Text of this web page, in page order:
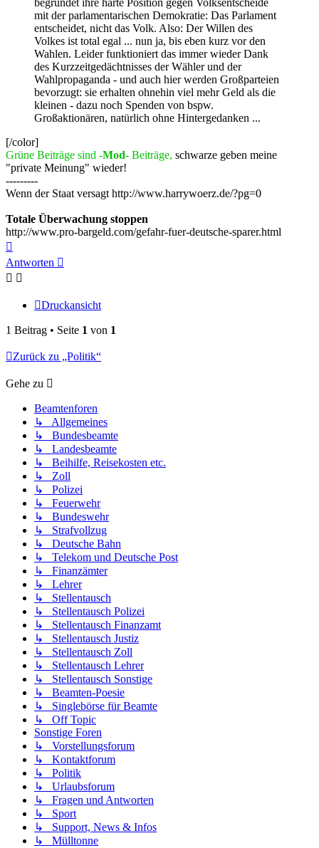
begründet ihre harte Position gegen Volksentscheide
mit der parlamentarischen Demokratie: Das Parlament
entscheidet, nicht das Volk. Also: Der Willen des
Volkes ist total egal ... nun ja, bis eben kurz vor den
Wahlen. Leider funktioniert das immer wieder Dank
des Kurzzeitgedächtnisses der Wähler und der
Wahlpropaganda - und auch hier werden Großparteien
bevorzugt: sie erhalten ohnehin viel mehr Geld als die
kleinen - dazu noch Spenden von bspw.
Großaktionären, natürlich ohne Hintergedanken ...
[/color]
Grüne Beiträge sind -Mod- Beiträge, schwarze geben meine
"private Meinung" wieder!
---------
Wenn der Staat versagt http://www.harrywoerz.de/?pg=0
Totale Überwachung stoppen
http://www.pro-bargeld.com/gefahr-fuer-deutsche-sparer.html
oben
Antworten
Druckansicht
1 Beitrag • Seite 1 von 1
Zurück zu „Politik“
Gehe zu
Beamtenforen
↳ Allgemeines
↳ Bundesbeamte
↳ Landesbeamte
↳ Beihilfe, Reisekosten etc.
↳ Zoll
↳ Polizei
↳ Feuerwehr
↳ Bundeswehr
↳ Strafvollzug
↳ Deutsche Bahn
↳ Telekom und Deutsche Post
↳ Finanzämter
↳ Lehrer
↳ Stellentausch
↳ Stellentausch Polizei
↳ Stellentausch Finanzamt
↳ Stellentausch Justiz
↳ Stellentausch Zoll
↳ Stellentausch Lehrer
↳ Stellentausch Sonstige
↳ Beamten-Poesie
↳ Singlebörse für Beamte
↳ Off Topic
Sonstige Foren
↳ Vorstellungsforum
↳ Kontaktforum
↳ Politik
↳ Urlaubsforum
↳ Fragen und Antworten
↳ Sport
↳ Support, News & Infos
↳ Mülltonne